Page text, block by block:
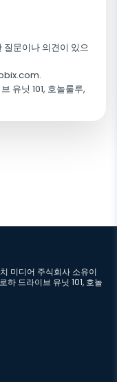
문이나 의견이 있으
.
유닛 101, 호놀룰루,
미디어 주식회사 소유이
드라이브 유닛 101, 호놀